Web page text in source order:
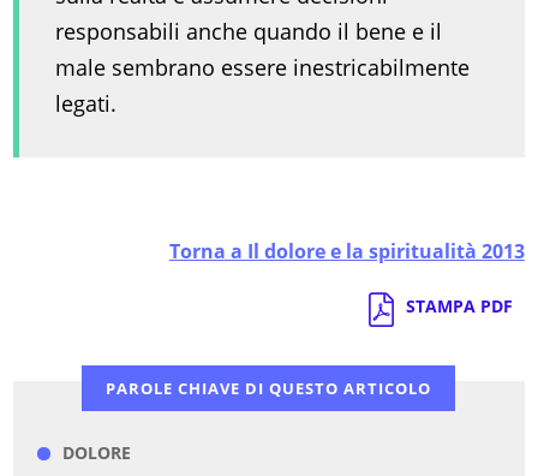
responsabili anche quando il bene e il
male sembrano essere inestricabilmente
legati.
Torna a Il dolore e la spiritualità 2013
STAMPA PDF
PAROLE CHIAVE DI QUESTO ARTICOLO
DOLORE